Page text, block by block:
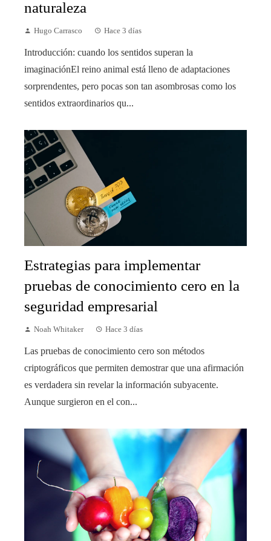
naturaleza
Hugo Carrasco Hace 3 días
Introducción: cuando los sentidos superan la
imaginaciónEl reino animal está lleno de adaptaciones
sorprendentes, pero pocas son tan asombrosas como los
sentidos extraordinarios qu...
Estrategias para implementar
pruebas de conocimiento cero en la
seguridad empresarial
Noah Whitaker Hace 3 días
Las pruebas de conocimiento cero son métodos
criptográficos que permiten demostrar que una afirmación
es verdadera sin revelar la información subyacente.
Aunque surgieron en el con...